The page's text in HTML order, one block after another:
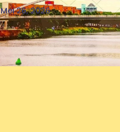
Mei 26, 2026